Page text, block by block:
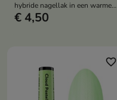
hybride nagellak in een warme
pastelkleur van perzik met een
€ 4,50
favorite_border